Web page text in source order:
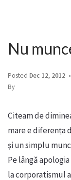
Nu
Posted Dec 12, 2012
By
Citeam de
mare e diferența
și un simplu
Pe lângă
la corporatismul